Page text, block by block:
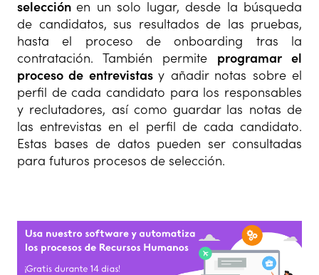
selección en un solo lugar, desde la búsqueda
de candidatos, sus resultados de las pruebas,
hasta el proceso de onboarding tras la
contratación. También permite programar el
proceso de entrevistasy añadir notas sobre el
perfil de cada candidato para los responsables
y reclutadores, así como guardar las notas de
las entrevistas en el perfil de cada candidato.
Estas bases de datos pueden ser consultadas
para futuros procesos de selección.